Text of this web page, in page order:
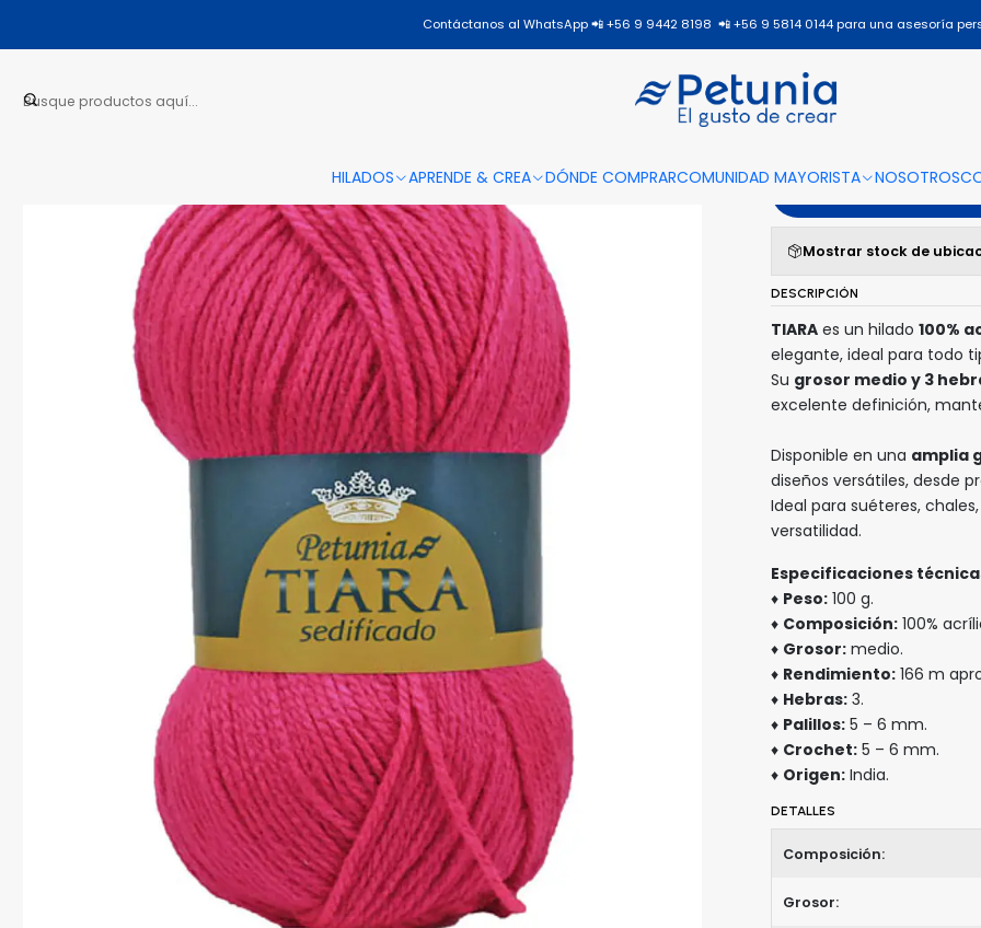
HILADOS APRENDE & CREA DÓNDE COMPRARCOMUNIDAD MAYORISTA NOSOTROS
Contáctanos al WhatsApp 📲 +56 9 9442 8198 📲 +56 9 5814 0144 para una asesoría
Inicio Todos los productos TIARA TIARA - 922
TIARA -
Mostrar stock de
DESCRIPCIÓN
TIARAes un hilado 100%
elegante, ideal para todo
Su grosor medio y 3
excelente definición,
Disponible en una amplia
diseños versátiles, desde
Ideal para suéteres,
versatilidad.
Especificaciones
♦ Peso:100 g.
♦ Composición:100%
♦ Grosor:medio.
♦ Rendimiento:166 m
♦ Hebras:3.
♦ Palillos:5 – 6 mm.
♦ Crochet:5 – 6 mm.
♦ Origen:India.
DETALLES
Composición:
Grosor: